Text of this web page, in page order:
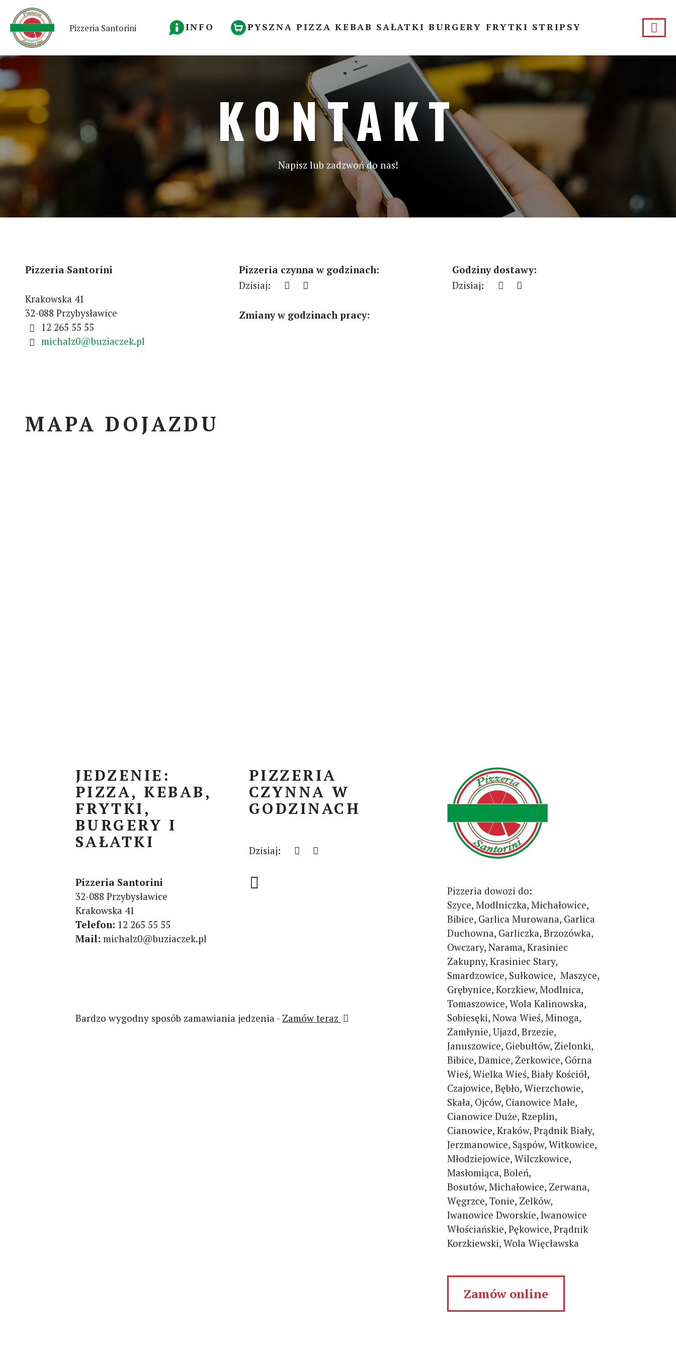
Pizzeria Santorini INFO PYSZNA PIZZA KEBAB SAŁATKI BURGERY FRYTKI STRIPSY
KONTAKT
Napisz lub zadzwoń do nas!
Pizzeria Santorini
Krakowska 41
32-088 Przybysławice
12 265 55 55
michalz0@buziaczek.pl
Pizzeria czynna w godzinach:
Dzisiaj:
Zmiany w godzinach pracy:
Godziny dostawy:
Dzisiaj:
MAPA DOJAZDU
JEDZENIE:
PIZZA, KEBAB,
FRYTKI,
BURGERY I
SAŁATKI
Pizzeria Santorini
32-088 Przybysławice
Krakowska 41
Telefon: 12 265 55 55
Mail: michalz0@buziaczek.pl
PIZZERIA
CZYNNA W
GODZINACH
Dzisiaj:
Bardzo wygodny sposób zamawiania jedzenia - Zamów teraz
Pizzeria dowozi do:
Szyce, Modlniczka, Michałowice,
Bibice, Garlica Murowana, Garlica
Duchowna, Garliczka, Brzozówka,
Owczary, Narama, Krasiniec
Zakupny, Krasiniec Stary,
Smardzowice, Sułkowice, Maszyce,
Grębynice, Korzkiew, Modlnica,
Tomaszowice, Wola Kalinowska,
Sobiesęki, Nowa Wieś, Minoga,
Zamłynie, Ujazd, Brzezie,
Januszowice, Giebułtów, Zielonki,
Bibice, Damice, Żerkowice, Górna
Wieś, Wielka Wieś, Biały Kościół,
Czajowice, Bębło, Wierzchowie,
Skała, Ojców, Cianowice Małe,
Cianowice Duże, Rzeplin,
Cianowice, Kraków, Prądnik Biały,
Jerzmanowice, Sąspów, Witkowice,
Młodziejowice, Wilczkowice,
Masłomiąca, Boleń,
Bosutów, Michałowice, Zerwana,
Węgrzce, Tonie, Zelków,
Iwanowice Dworskie, Iwanowice
Włościańskie, Pękowice, Prądnik
Korzkiewski, Wola Więcławska
Zamów online